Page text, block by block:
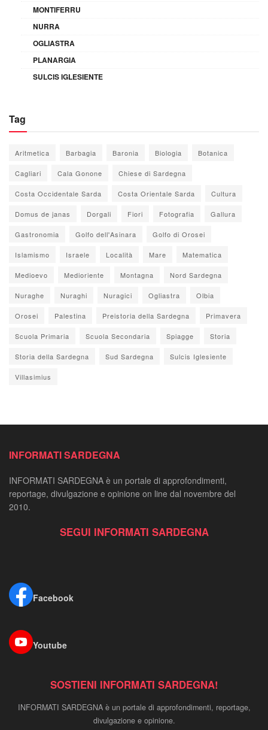
MONTIFERRU
NURRA
OGLIASTRA
PLANARGIA
SULCIS IGLESIENTE
Tag
Aritmetica Barbagia Baronia Biologia Botanica
Cagliari Cala Gonone Chiese di Sardegna
Costa Occidentale Sarda Costa Orientale Sarda Cultura
Domus de janas Dorgali Fiori Fotografia Gallura
Gastronomia Golfo dell'Asinara Golfo di Orosei
Islamismo Israele Località Mare Matematica
Medioevo Medioriente Montagna Nord Sardegna
Nuraghe Nuraghi Nuragici Ogliastra Olbia
Orosei Palestina Preistoria della Sardegna Primavera
Scuola Primaria Scuola Secondaria Spiagge Storia
Storia della Sardegna Sud Sardegna Sulcis Iglesiente
Villasimius
INFORMATI SARDEGNA
INFORMATI SARDEGNA è un portale di approfondimenti,
reportage, divulgazione e opinione on line dal novembre del
2010.
SEGUI INFORMATI SARDEGNA
Facebook
Youtube
SOSTIENI INFORMATI SARDEGNA!
INFORMATI SARDEGNA è un portale di approfondimenti, reportage,
divulgazione e opinione.